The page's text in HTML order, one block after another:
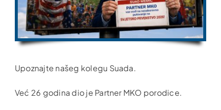
Upoznajte našeg kolegu Suada.
Već 26 godina dio je Partner MKO porodice.